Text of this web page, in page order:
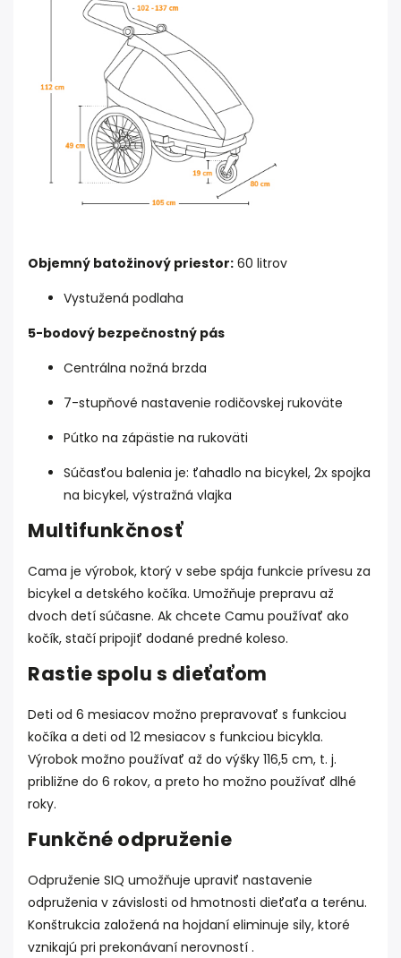
Objemný batožinový priestor: 60 litrov
Vystužená podlaha
5-bodový bezpečnostný pás
Centrálna nožná brzda
7-stupňové nastavenie rodičovskej rukoväte
Pútko na zápästie na rukoväti
Súčasťou balenia je: ťahadlo na bicykel, 2x spojka
na bicykel, výstražná vlajka
Multifunkčnosť
Cama je výrobok, ktorý v sebe spája funkcie prívesu za
bicykel a detského kočíka. Umožňuje prepravu až
dvoch detí súčasne. Ak chcete Camu používať ako
kočík, stačí pripojiť dodané predné koleso.
Rastie spolu s dieťaťom
Deti od 6 mesiacov možno prepravovať s funkciou
kočíka a deti od 12 mesiacov s funkciou bicykla.
Výrobok možno používať až do výšky 116,5 cm, t. j.
približne do 6 rokov, a preto ho možno používať dlhé
roky.
Funkčné odpruženie
Odpruženie SIQ umožňuje upraviť nastavenie
odpruženia v závislosti od hmotnosti dieťaťa a terénu.
Konštrukcia založená na hojdaní eliminuje sily, ktoré
vznikajú pri prekonávaní nerovností .